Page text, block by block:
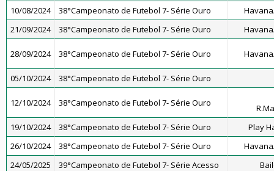
10/08/2024
38°Campeonato de Futebol 7- Série Ouro
21/09/2024
38°Campeonato de Futebol 7- Série Ouro
28/09/2024 38°Campeonato de Futebol 7- Série Ouro
05/10/2024 38°Campeonato de Futebol 7- Série Ouro
12/10/2024 38°Campeonato de Futebol 7- Série Ouro
19/10/2024
38°Campeonato de Futebol 7- Série Ouro
Play
26/10/2024
38°Campeonato de Futebol 7- Série Ouro
24/05/2025
39°Campeonato de Futebol 7- Série Acesso